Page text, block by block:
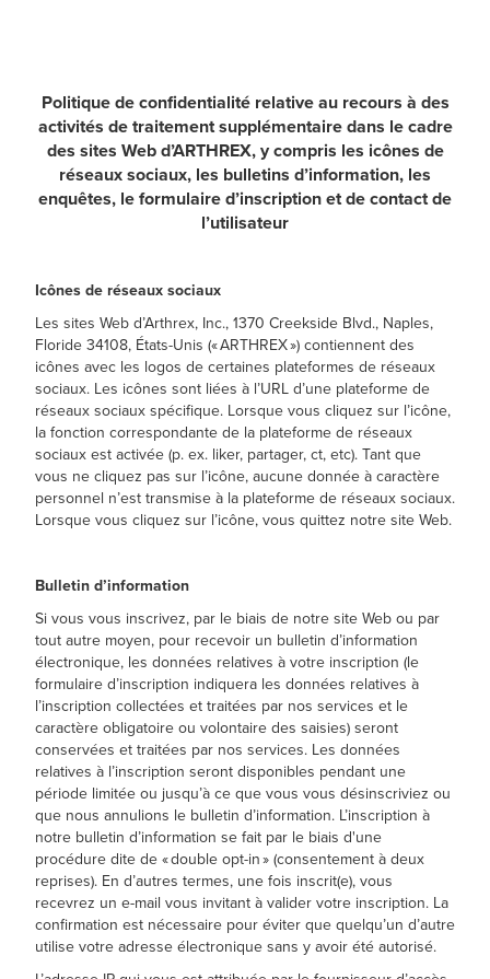
Politique de confidentialité relative au recours à des
activités de traitement supplémentaire dans le cadre
des sites Web d’ARTHREX, y compris les icônes de
réseaux sociaux, les bulletins d’information, les
enquêtes, le formulaire d’inscription et de contact de
l’utilisateur
Icônes de réseaux sociaux
Les sites Web d’Arthrex, Inc., 1370 Creekside Blvd., Naples,
Floride 34108, États-Unis (« ARTHREX ») contiennent des
icônes avec les logos de certaines plateformes de réseaux
sociaux. Les icônes sont liées à l’URL d’une plateforme de
réseaux sociaux spécifique. Lorsque vous cliquez sur l’icône,
la fonction correspondante de la plateforme de réseaux
sociaux est activée (p. ex. liker, partager, ct, etc). Tant que
vous ne cliquez pas sur l’icône, aucune donnée à caractère
personnel n’est transmise à la plateforme de réseaux sociaux.
Lorsque vous cliquez sur l’icône, vous quittez notre site Web.
Bulletin d’information
Si vous vous inscrivez, par le biais de notre site Web ou par
tout autre moyen, pour recevoir un bulletin d’information
électronique, les données relatives à votre inscription (le
formulaire d’inscription indiquera les données relatives à
l’inscription collectées et traitées par nos services et le
caractère obligatoire ou volontaire des saisies) seront
conservées et traitées par nos services. Les données
relatives à l’inscription seront disponibles pendant une
période limitée ou jusqu’à ce que vous vous désinscriviez ou
que nous annulions le bulletin d’information. L’inscription à
notre bulletin d’information se fait par le biais d'une
procédure dite de « double opt-in » (consentement à deux
reprises). En d’autres termes, une fois inscrit(e), vous
recevrez un e-mail vous invitant à valider votre inscription. La
confirmation est nécessaire pour éviter que quelqu’un d’autre
utilise votre adresse électronique sans y avoir été autorisé.